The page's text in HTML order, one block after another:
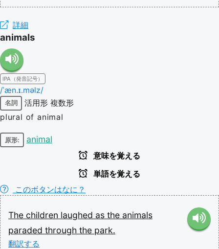
詳細
animals
IPA（発音記号）
/ˈæn.ɪ.məlz/
名詞 活用形 複数形
plural of animal
原形: animal
意味を覚える
単語を覚える
このボタンはなに？
The children laughed as the animals
paraded through the park.
翻訳する